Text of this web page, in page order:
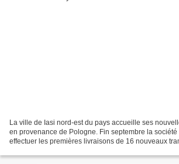
La ville de Iasi nord-est du pays accueille ses
en provenance de Pologne. Fin septembre la
effectuer les premières livraisons de 16 nouveaux